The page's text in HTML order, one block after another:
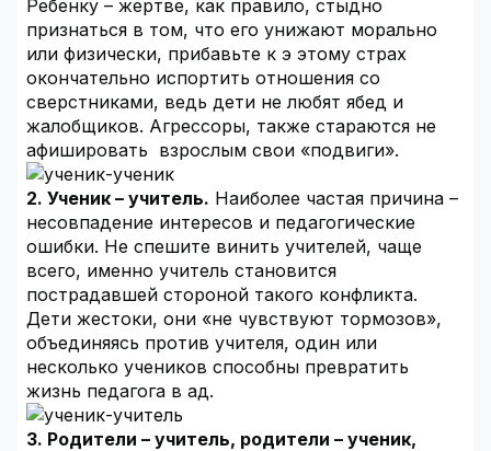
Ребенку – жертве, как правило, стыдно
признаться в том, что его унижают морально
или физически, прибавьте к э этому страх
окончательно испортить отношения со
сверстниками, ведь дети не любят ябед и
жалобщиков. Агрессоры, также стараются не
афишировать взрослым свои «подвиги».
2. Ученик – учитель. Наиболее частая причина –
несовпадение интересов и педагогические
ошибки. Не спешите винить учителей, чаще
всего, именно учитель становится
пострадавшей стороной такого конфликта.
Дети жестоки, они «не чувствуют тормозов»,
объединяясь против учителя, один или
несколько учеников способны превратить
жизнь педагога в ад.
3. Родители – учитель, родители – ученик,